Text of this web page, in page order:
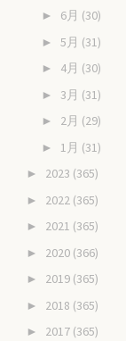
► 6月 (30)
► 5月 (31)
► 4月 (30)
► 3月 (31)
► 2月 (29)
► 1月 (31)
► 2023 (365)
► 2022 (365)
► 2021 (365)
► 2020 (366)
► 2019 (365)
► 2018 (365)
► 2017 (365)